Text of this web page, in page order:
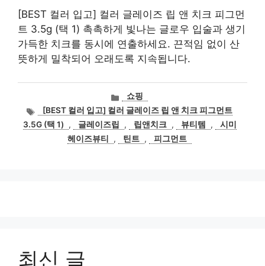
[BEST 컬러 입고] 컬러 글레이즈 립 앤 치크 피그먼
트 3.5g (택 1) 촉촉하게 빛나는 글로우 입술과 생기
가득한 치크를 동시에 연출하세요. 끈적임 없이 산
뜻하게 밀착되어 오래도록 지속됩니다.
카
테
고
리
쇼핑
태
그
[BEST 컬러 입고] 컬러 글레이즈 립 앤 치크 피그먼트
3.5G (택 1)
, 글레이즈립 , 립앤치크 , 뷰티템 ,
시미
헤이즈뷰티
, 틴트 , 피그먼트
최신 글